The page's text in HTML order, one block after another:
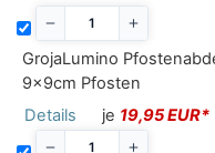
GrojaLumino
9x9cm Pfosten
Details
je 19,95 EUR*